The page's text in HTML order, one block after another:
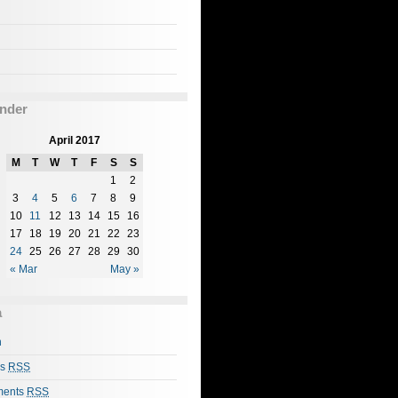
April 2017
M
T W T F S S
« Mar May »
1
2
3
4 5 6 7 8
9
10
11 12 13 14 15
16
17
18 19 20 21 22
23
24
25 26 27 28 29 30
RSS
RSS